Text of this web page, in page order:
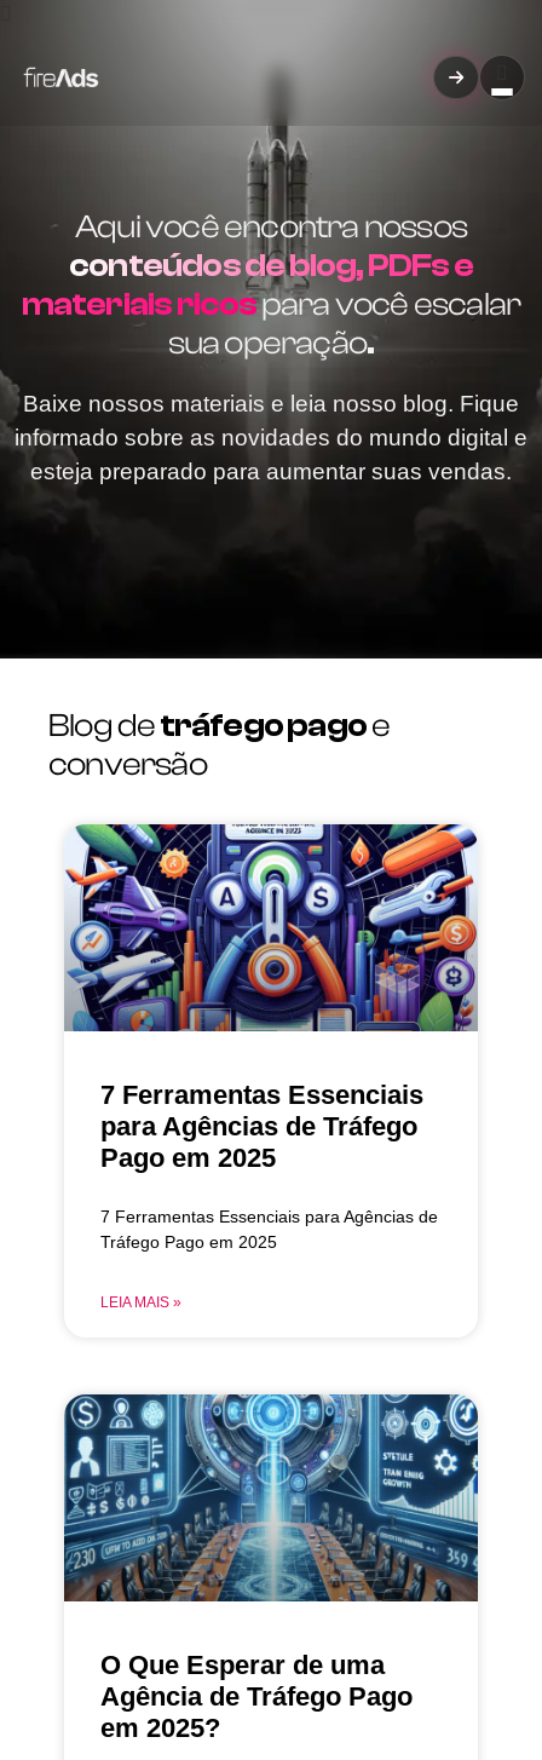
Aqui você encontra nossos
conteúdos de blog, PDFs e
materiais ricospara você escalar
sua operação.
Baixe nossos materiais e leia nosso blog. Fique
informado sobre as novidades do mundo digital e
esteja preparado para aumentar suas vendas.
Blog detráfego pagoe
conversão
7 Ferramentas Essenciais
para Agências de Tráfego
Pago em 2025
7 Ferramentas Essenciais para Agências de
Tráfego Pago em 2025
LEIA MAIS »
O Que Esperar de uma
Agência de Tráfego Pago
em 2025?